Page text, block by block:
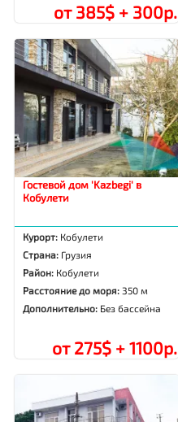
от 385$ + 300р.
Гостевой дом 'Kazbegi' в
Кобулети
Курорт: Кобулети
Страна: Грузия
Район: Кобулети
Расстояние до моря: 350 м
Дополнительно: Без бассейна
от 275$ + 1100р.